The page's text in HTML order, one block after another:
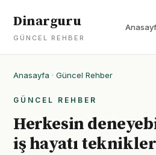
Dinarguru
GÜNCEL REHBER
Anasayfa · Güncel Rehber
GÜNCEL REHBER
Herkesin
iş hayatı